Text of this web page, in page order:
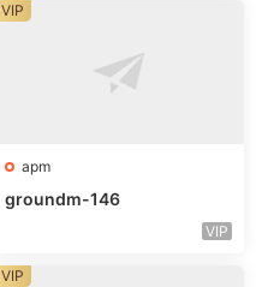
apm
groundm-146
VIP
VIP
VIP